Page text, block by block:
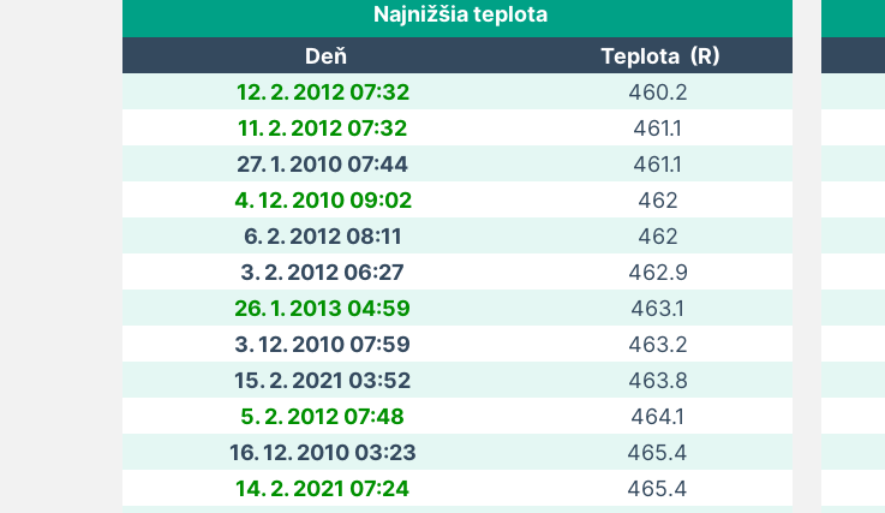
Najnižšia teplota
Deň
Teplota (R)
12. 2. 2012 07:32
460.2
11. 2. 2012 07:32
461.1
27. 1. 2010 07:44
461.1
4. 12. 2010 09:02
462
6. 2. 2012 08:11
462
3. 2. 2012 06:27
462.9
26. 1. 2013 04:59
463.1
3. 12. 2010 07:59
463.2
15. 2. 2021 03:52
463.8
5. 2. 2012 07:48
464.1
16. 12. 2010 03:23
465.4
14. 2. 2021 07:24
465.4